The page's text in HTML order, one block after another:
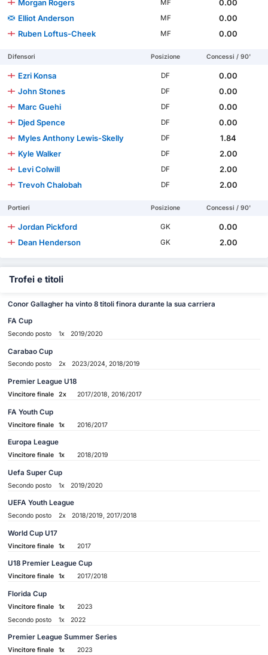
Morgan Rogers
MF
0.00
Elliot Anderson
MF
0.00
Ruben Loftus-Cheek
MF 0.00
Difensori Posizione Concessi / 90'
Ezri Konsa DF
0.00
John Stones
DF
0.00
Marc Guehi
DF
0.00
Djed Spence
DF
0.00
Myles Anthony Lewis-Skelly
DF
1.84
Kyle Walker
DF
2.00
Levi Colwill
DF
2.00
Trevoh Chalobah
DF 2.00
Portieri Posizione Concessi / 90'
Jordan Pickford GK
0.00
Dean Henderson
GK 2.00
Trofei e titoli
Conor Gallagher ha vinto 8 titoli finora durante la sua carriera
FA Cup
Secondo posto 1x 2019/2020
Carabao Cup
Secondo posto 2x 2023/2024, 2018/2019
Premier League U18
Vincitore finale 2x 2017/2018, 2016/2017
FA Youth Cup
Vincitore finale 1x 2016/2017
Europa League
Vincitore finale 1x 2018/2019
Uefa Super Cup
Secondo posto 1x 2019/2020
UEFA Youth League
Secondo posto 2x 2018/2019, 2017/2018
World Cup U17
Vincitore finale 1x 2017
U18 Premier League Cup
Vincitore finale 1x 2017/2018
Florida Cup
Vincitore finale 1x
2023
Secondo posto
1x 2022
Premier League Summer Series
Vincitore finale 1x 2023